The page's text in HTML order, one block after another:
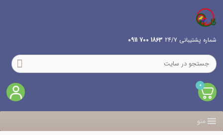
شماره پشتیبانی 24/7 1863 700 0911
0
منو